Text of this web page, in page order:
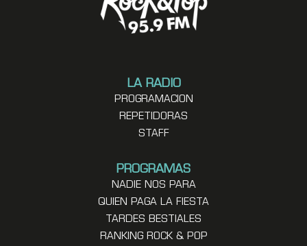
LA RADIO
PROGRAMACION
REPETIDORAS
STAFF
PROGRAMAS
NADIE NOS PARA
QUIEN PAGA LA FIESTA
TARDES BESTIALES
RANKING ROCK & POP